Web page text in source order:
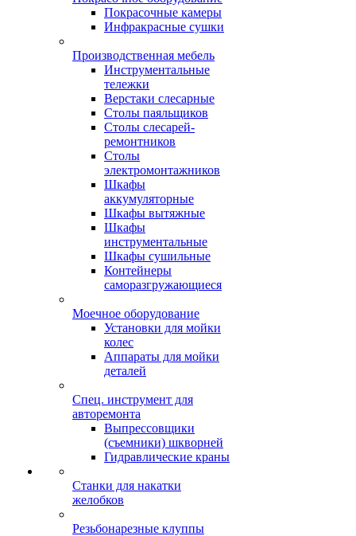
Покрасочные камеры
Инфракрасные сушки
Производственная мебель
Инструментальные
тележки
Верстаки слесарные
Столы паяльщиков
Столы слесарей-
ремонтников
Столы
электромонтажников
Шкафы
аккумуляторные
Шкафы вытяжные
Шкафы
инструментальные
Шкафы сушильные
Контейнеры
саморазгружающиеся
Моечное оборудование
Установки для мойки
колес
Аппараты для мойки
деталей
Спец. инструмент для
авторемонта
Выпрессовщики
(съемники) шкворней
Гидравлические краны
Станки для накатки
желобков
Резьбонарезные клуппы